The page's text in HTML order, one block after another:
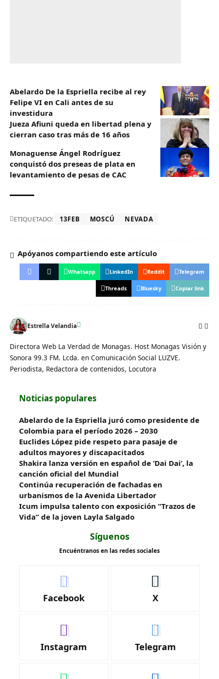
Abelardo De la Espriella recibe al rey
Felipe VI en Cali antes de su
investidura
Jueza Afiuni queda en libertad plena y
cierran caso tras más de 16 años
Monaguense Ángel Rodríguez
conquistó dos preseas de plata en
levantamiento de pesas de CAC
ETIQUETADO: 13FEB MOSCÚ NEVADA
Apóyanos compartiendo este artículo
Whatsapp LinkedIn Reddit Telegram
Threads Bluesky Copiar link
Estrella Velandia
Directora Web La Verdad de Monagas. Host Monagas Visión y
Sonora 99.3 FM. Lcda. en Comunicación Social LUZVE.
Periodista, Redactora de contenidos, Locutora
Noticias populares
Abelardo de la Espriella juró como presidente de
Colombia para el período 2026 – 2030
Euclides López pide respeto para pasaje de
adultos mayores y discapacitados
Shakira lanza versión en español de ‘Dai Dai’, la
canción oficial del Mundial
Continúa recuperación de fachadas en
urbanismos de la Avenida Libertador
Icum impulsa talento con exposición “Trazos de
Vida” de la joven Layla Salgado‎
Síguenos
Encuéntranos en las redes sociales
Facebook X
Instagram Telegram